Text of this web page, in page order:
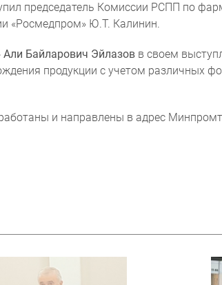
председатель Комиссии РСПП по
«Росмедпром» Ю.Т. Калинин.
Али Байларович Эйлазовв своем
продукции с учетом различных
и направлены в адрес